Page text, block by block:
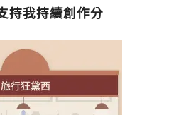
持我持續創作分